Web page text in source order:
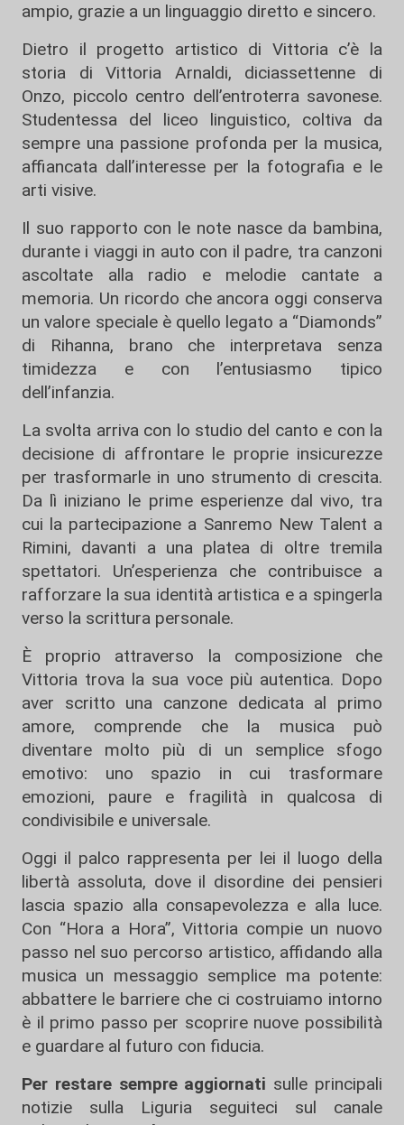
ampio, grazie a un linguaggio diretto e sincero.
Dietro il progetto artistico di Vittoria c’è la
storia di Vittoria Arnaldi, diciassettenne di
Onzo, piccolo centro dell’entroterra savonese.
Studentessa del liceo linguistico, coltiva da
sempre una passione profonda per la musica,
affiancata dall’interesse per la fotografia e le
arti visive.
Il suo rapporto con le note nasce da bambina,
durante i viaggi in auto con il padre, tra canzoni
ascoltate alla radio e melodie cantate a
memoria. Un ricordo che ancora oggi conserva
un valore speciale è quello legato a “Diamonds”
di Rihanna, brano che interpretava senza
timidezza e con l’entusiasmo tipico
dell’infanzia.
La svolta arriva con lo studio del canto e con la
decisione di affrontare le proprie insicurezze
per trasformarle in uno strumento di crescita.
Da lì iniziano le prime esperienze dal vivo, tra
cui la partecipazione a Sanremo New Talent a
Rimini, davanti a una platea di oltre tremila
spettatori. Un’esperienza che contribuisce a
rafforzare la sua identità artistica e a spingerla
verso la scrittura personale.
È proprio attraverso la composizione che
Vittoria trova la sua voce più autentica. Dopo
aver scritto una canzone dedicata al primo
amore, comprende che la musica può
diventare molto più di un semplice sfogo
emotivo: uno spazio in cui trasformare
emozioni, paure e fragilità in qualcosa di
condivisibile e universale.
Oggi il palco rappresenta per lei il luogo della
libertà assoluta, dove il disordine dei pensieri
lascia spazio alla consapevolezza e alla luce.
Con “Hora a Hora”, Vittoria compie un nuovo
passo nel suo percorso artistico, affidando alla
musica un messaggio semplice ma potente:
abbattere le barriere che ci costruiamo intorno
è il primo passo per scoprire nuove possibilità
e guardare al futuro con fiducia.
Per restare sempre aggiornati sulle principali
notizie sulla Liguria seguiteci sul canale